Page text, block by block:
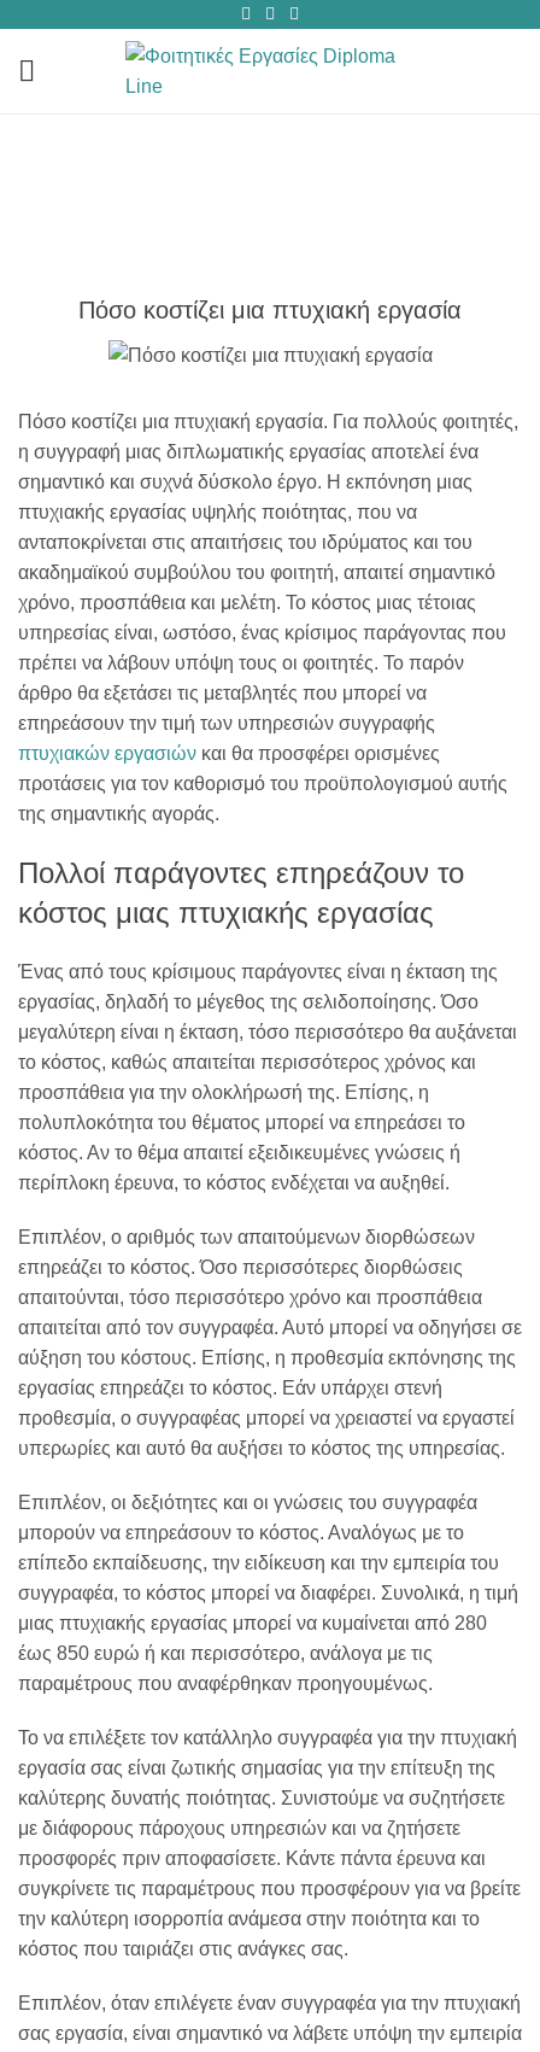
Πόσο κοστίζει μια πτυχιακή εργασία
Πόσο κοστίζει μια πτυχιακή εργασία. Για πολλούς φοιτητές,
η συγγραφή μιας διπλωματικής εργασίας αποτελεί ένα
σημαντικό και συχνά δύσκολο έργο. Η εκπόνηση μιας
πτυχιακής εργασίας υψηλής ποιότητας, που να
ανταποκρίνεται στις απαιτήσεις του ιδρύματος και του
ακαδημαϊκού συμβούλου του φοιτητή, απαιτεί σημαντικό
χρόνο, προσπάθεια και μελέτη. Το κόστος μιας τέτοιας
υπηρεσίας είναι, ωστόσο, ένας κρίσιμος παράγοντας που
πρέπει να λάβουν υπόψη τους οι φοιτητές. Το παρόν
άρθρο θα εξετάσει τις μεταβλητές που μπορεί να
επηρεάσουν την τιμή των υπηρεσιών συγγραφής
πτυχιακών εργασιών και θα προσφέρει ορισμένες
προτάσεις για τον καθορισμό του προϋπολογισμού αυτής
της σημαντικής αγοράς.
Πολλοί παράγοντες επηρεάζουν το
κόστος μιας πτυχιακής εργασίας
Ένας από τους κρίσιμους παράγοντες είναι η έκταση της
εργασίας, δηλαδή το μέγεθος της σελιδοποίησης. Όσο
μεγαλύτερη είναι η έκταση, τόσο περισσότερο θα αυξάνεται
το κόστος, καθώς απαιτείται περισσότερος χρόνος και
προσπάθεια για την ολοκλήρωσή της. Επίσης, η
πολυπλοκότητα του θέματος μπορεί να επηρεάσει το
κόστος. Αν το θέμα απαιτεί εξειδικευμένες γνώσεις ή
περίπλοκη έρευνα, το κόστος ενδέχεται να αυξηθεί.
Επιπλέον, ο αριθμός των απαιτούμενων διορθώσεων
επηρεάζει το κόστος. Όσο περισσότερες διορθώσεις
απαιτούνται, τόσο περισσότερο χρόνο και προσπάθεια
απαιτείται από τον συγγραφέα. Αυτό μπορεί να οδηγήσει σε
αύξηση του κόστους. Επίσης, η προθεσμία εκπόνησης της
εργασίας επηρεάζει το κόστος. Εάν υπάρχει στενή
προθεσμία, ο συγγραφέας μπορεί να χρειαστεί να εργαστεί
υπερωρίες και αυτό θα αυξήσει το κόστος της υπηρεσίας.
Επιπλέον, οι δεξιότητες και οι γνώσεις του συγγραφέα
μπορούν να επηρεάσουν το κόστος. Αναλόγως με το
επίπεδο εκπαίδευσης, την ειδίκευση και την εμπειρία του
συγγραφέα, το κόστος μπορεί να διαφέρει. Συνολικά, η τιμή
μιας πτυχιακής εργασίας μπορεί να κυμαίνεται από 280
έως 850 ευρώ ή και περισσότερο, ανάλογα με τις
παραμέτρους που αναφέρθηκαν προηγουμένως.
Το να επιλέξετε τον κατάλληλο συγγραφέα για την πτυχιακή
εργασία σας είναι ζωτικής σημασίας για την επίτευξη της
καλύτερης δυνατής ποιότητας. Συνιστούμε να συζητήσετε
με διάφορους πάροχους υπηρεσιών και να ζητήσετε
προσφορές πριν αποφασίσετε. Κάντε πάντα έρευνα και
συγκρίνετε τις παραμέτρους που προσφέρουν για να βρείτε
την καλύτερη ισορροπία ανάμεσα στην ποιότητα και το
κόστος που ταιριάζει στις ανάγκες σας.
Επιπλέον, όταν επιλέγετε έναν συγγραφέα για την πτυχιακή
σας εργασία, είναι σημαντικό να λάβετε υπόψη την εμπειρία